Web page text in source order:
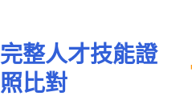
完整人才技能證
照比對